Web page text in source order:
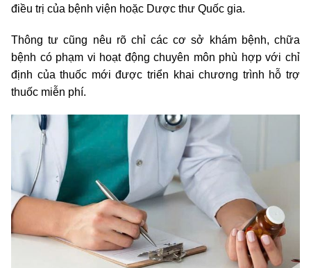
điều trị của bệnh viện hoặc Dược thư Quốc gia.
Thông tư cũng nêu rõ chỉ các cơ sở khám bệnh, chữa
bệnh có phạm vi hoạt động chuyên môn phù hợp với chỉ
định của thuốc mới được triển khai chương trình hỗ trợ
thuốc miễn phí.